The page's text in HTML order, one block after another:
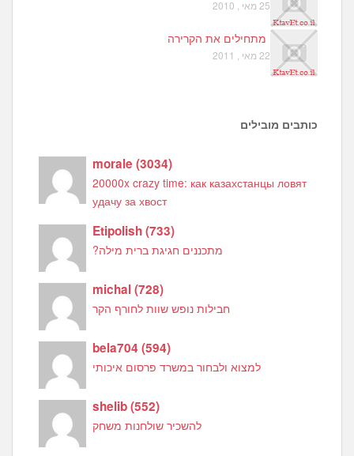
25 מאי , 2010
מתחילים את הקרירה
22 מאי , 2011
כותבים מובילים
morale(3034)
20000x crazy time: как казахстанцы ловят
удачу за хвост
Etipolish(733)
מתכננים חגיגת ברית מילה?
michal(728)
חבילות נופש שוות לחורף הקר
bela704(594)
למצוא ולבחור במשרד פרסום איכותי
shelib(552)
להשכיר שולחנות משחק